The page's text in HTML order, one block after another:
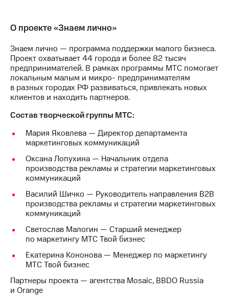
Описание
приобретения
Порядок
выкупа
акций
Дивиденды
Рынок
облигаций
Описание
Еврооблигации-2023
о
погашении
именных
облигаций
Другое
Регистратор
Реквизиты
Контакты
деловая этика
На главную
О проекте «Знаем лично»
Знаем лично — программа поддержки малого бизнеса.
Проект охватывает 44 города и более 82 тысяч
предпринимателей. В рамках программы МТС помогает
локальным малым и микро- предпринимателям
в разных городах РФ развиваться, привлекать новых
клиентов и находить партнеров.
Состав творческой группы МТС:
Мария Яковлева — Директор департамента
маркетинговых коммуникаций
Оксана Лопухина — Начальник отдела
производства рекламы и стратегии маркетинговых
коммуникаций
Василий Шичко — Руководитель направления B2B
производства рекламы и стратегии маркетинговых
коммуникаций
Светослав Малогин — Старший менеджер
по маркетингу МТС Твой бизнес
Екатерина Кононова — Менеджер по маркетингу
МТС Твой бизнес
Партнеры проекта — агентства Mosaic, BBDO Russia
и Orange